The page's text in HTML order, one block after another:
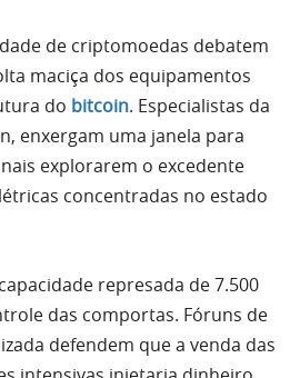
de criptomoedas debatem
maciça dos equipamentos
do bitcoin. Especialistas da
enxergam uma janela para
explorarem o excedente
concentradas no estado
represada de 7.500
das comportas. Fóruns de
defendem que a venda das